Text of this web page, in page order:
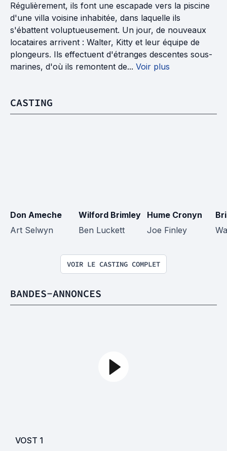
Régulièrement, ils font une escapade vers la piscine
d'une villa voisine inhabitée, dans laquelle ils
s'ébattent voluptueusement. Un jour, de nouveaux
locataires arrivent : Walter, Kitty et leur équipe de
plongeurs. Ils effectuent d'étranges descentes sous-
marines, d'où ils remontent de... Voir plus
CASTING
Don Ameche
Art Selwyn
Wilford Brimley
Ben Luckett
Hume Cronyn
Joe Finley
VOIR LE CASTING COMPLET
BANDES-ANNONCES
VOST 1